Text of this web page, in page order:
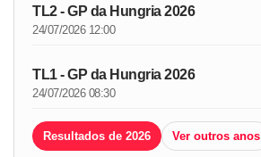
TL2 - GP da Hungria 2026
24/07/2026 12:00
TL1 - GP da Hungria 2026
24/07/2026 08:30
Resultados de 2026 Ver outros anos